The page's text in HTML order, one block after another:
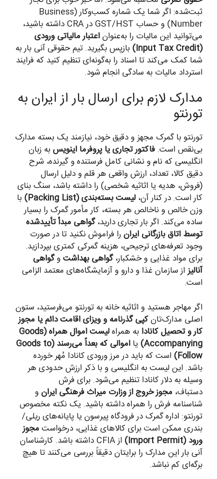
ثبت‌شده: اگر شما یک شماره کسب‌وکار (Business
Number) و حساب GST/HST در CRA داشته باشید،
می‌توانید این مالیات را به‌عنواناعتبار مالیاتی ورودی
(Input Tax Credit)
بازپس بگیرید. تیم حقوقی آنی بار به
شما کمک می‌کند تا اسناد را به‌گونه‌ای تنظیم کنید که فرایند
استرداد مالیات به سادگی انجام شود.
مدارک لازم برای ارسال بار از ایران به
تورنتو
تورنتو با گمرک مجهز و دقیق خود، نیازمند یک بسته مدارک
بی‌نقص است. فاکتور تجاری یا پروفرما اینویسبه زبان
انگلیسی که نام و نشانی کامل فرستنده و گیرنده، شرح
دقیق کالا، تعداد، ارزش واقعی هر قلم و دلیل ارسال
(فروش، هدیه یا اثاثیه شخصی) را داشته باشد، سنگ بنای
کار است. در کنار آن، لیست بسته‌بندی (Packing List)
با
وزن خالص و ناخالص هر بسته، کار مأمور گمرک را بسیار
ساده می‌کند. اگر بار تجاری دارید،گواهی مبدأ تأییدشده
توسط اتاق بازرگانی ایران را فراموش نکنید تا در صورت
وجود تعرفه‌های ترجیحی، هزینه گمرکی کمتری بپردازید.
برای مواد غذایی و خشکبار،گواهی بهداشتوگواهی
آنالیزاز سازمان غذا و دارو و آزمایشگاه‌های معتمد الزامی
است.
اگر مهاجر هستید و اثاثیه خانه به تورنتو می‌فرستید، ستون
اصلی مدارک‌تانکپی گذرنامه و ویزای اقامت دائم یا مجوز
کار و تحصیل کانادا به همراه
لیست اموال همراه (Goods
Accompanying) یا
اموالی که بعداً می‌رسند (Goods to
Follow) است که باید در مرز ورودی کانادا مُهر خورده
باشد. این لیست به انگلیسی و با ذکر ارزش حدودی هر
وسیله به دلار کانادا تنظیم می‌شود. برای فرش
دستباف، مجوز خروج از وزارت میراث فرهنگی ایرانو
شناسنامه فرش را همراه داشته باشید. یک نکته مخصوص
تورنتو: اداره گمرک در فرودگاه پیرسون یا پایانه‌های ریلی/
بندری ممکن است برای کالاهای غذایی، درخواستمجوز
ورود (Import Permit)
از CFIA داشته باشد. کارشناسان
آنی بار این مدارک را برایتان دقیقاً بررسی می‌کنند تا هیچ
برگه‌ای کم نباشد.